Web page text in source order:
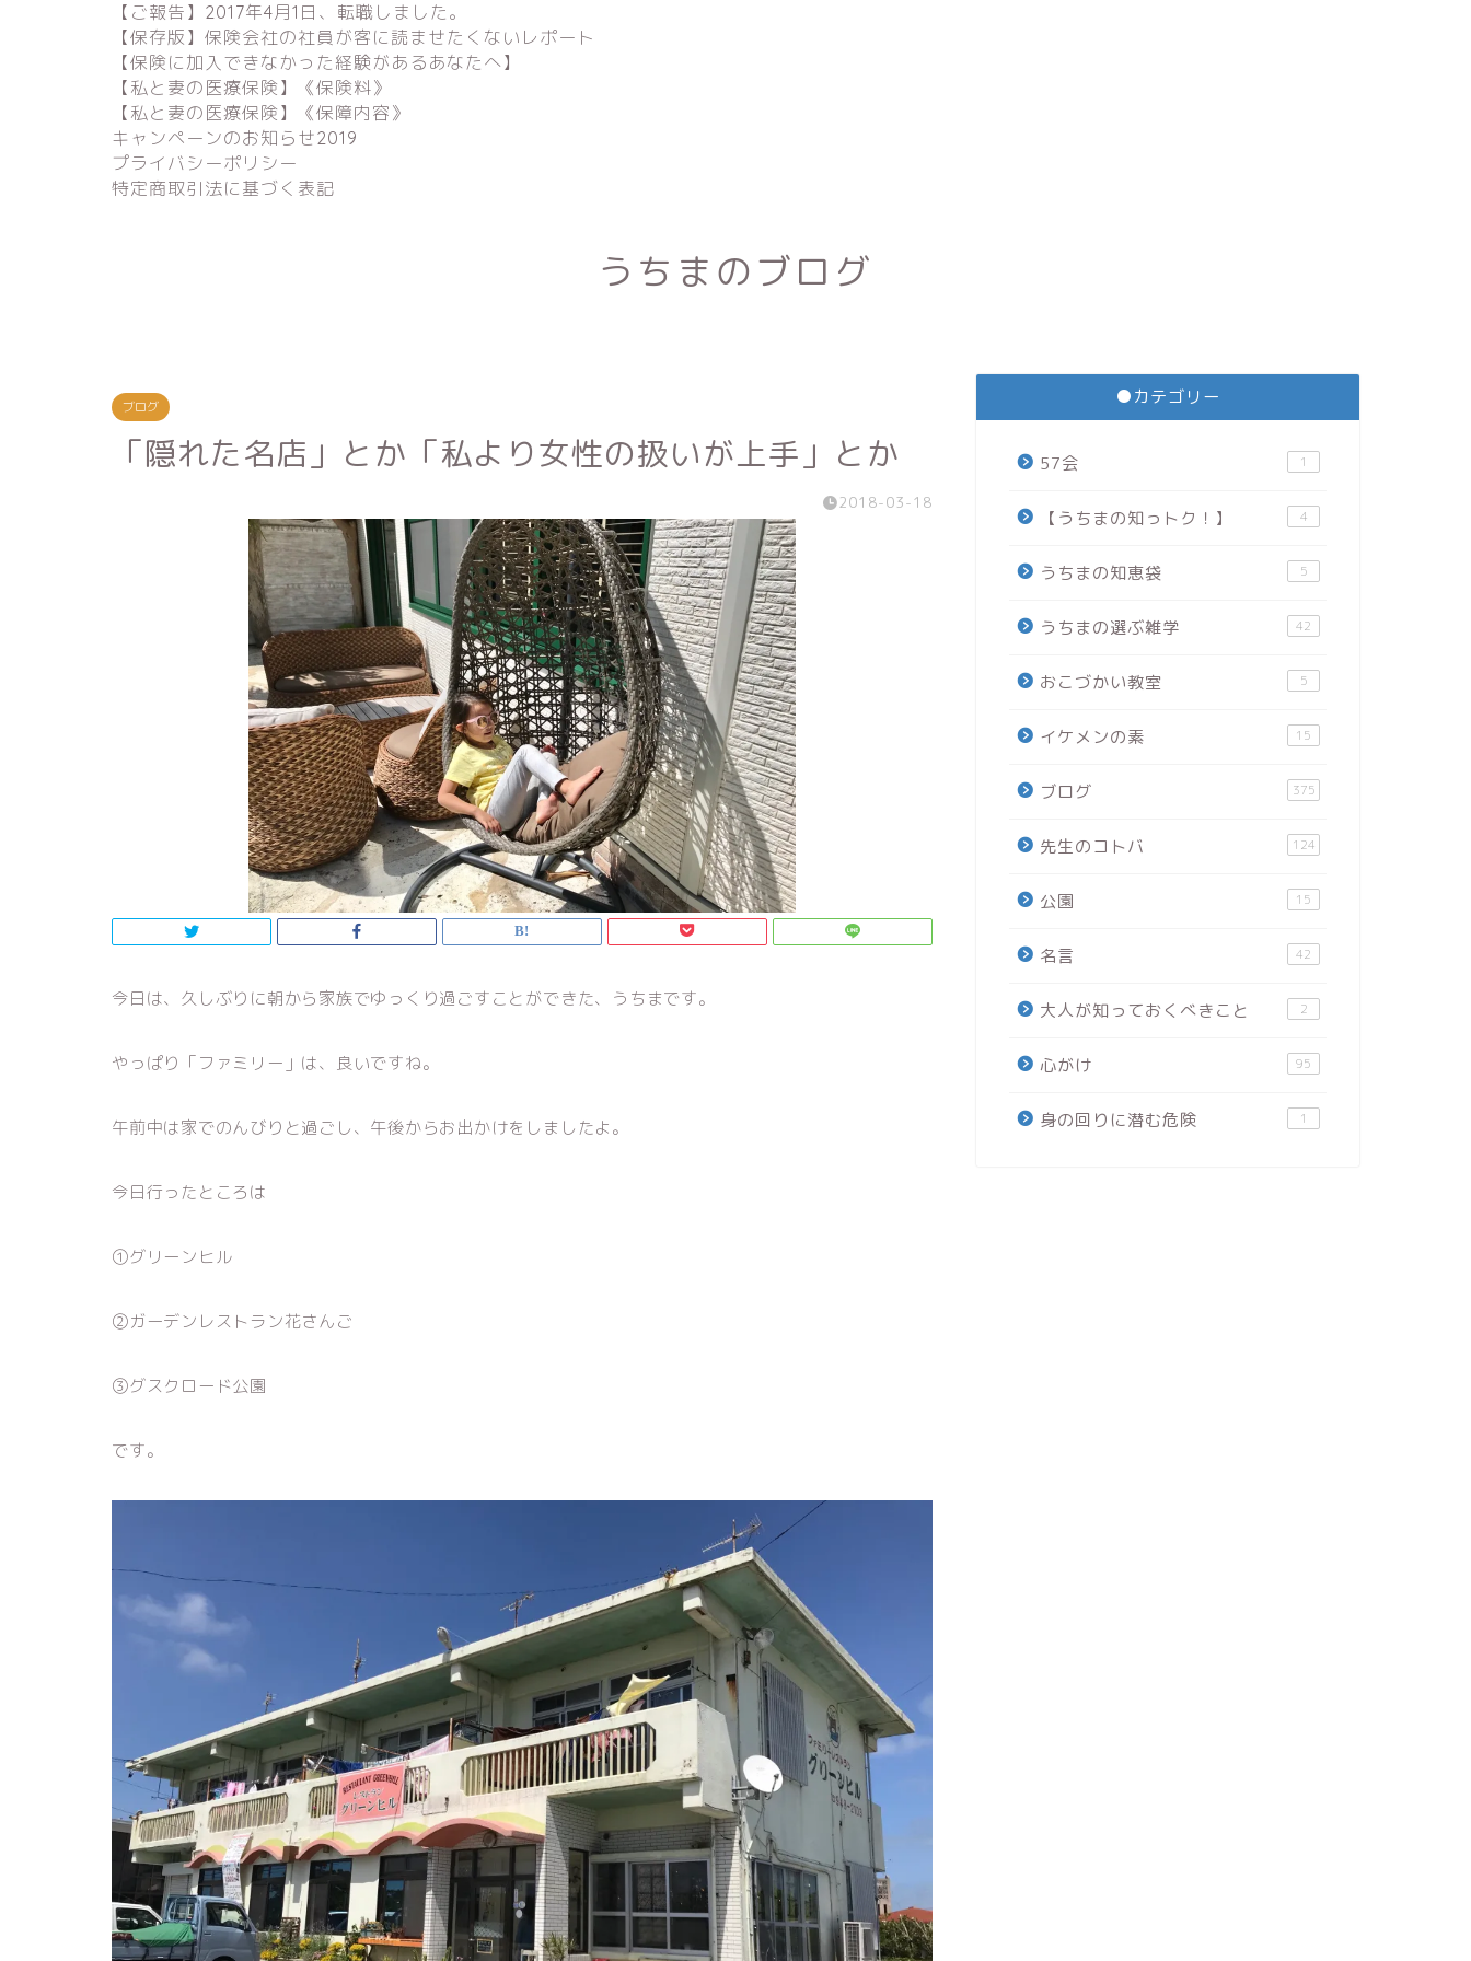
【ご報告】2017年4月1日、転職しました。
【保存版】保険会社の社員が客に読ませたくないレポート
【保険に加入できなかった経験があるあなたへ】
【私と妻の医療保険】《保険料》
【私と妻の医療保険】《保障内容》
キャンペーンのお知らせ2019
プライバシーポリシー
特定商取引法に基づく表記
うちまのブログ
ブログ
「隠れた名店」とか「私より女性の扱いが上手」とか
2018-03-18
今日は、久しぶりに朝から家族でゆっくり過ごすことができた、うちまです。
やっぱり「ファミリー」は、良いですね。
午前中は家でのんびりと過ごし、午後からお出かけをしましたよ。
今日行ったところは
①グリーンヒル
②ガーデンレストラン花さんご
③グスクロード公園
です。
●カテゴリー
57会 1
【うちまの知っトク！】 4
うちまの知恵袋 5
うちまの選ぶ雑学 42
おこづかい教室 5
イケメンの素 15
ブログ 375
先生のコトバ 124
公園 15
名言 42
大人が知っておくべきこと 2
心がけ 95
身の回りに潜む危険 1